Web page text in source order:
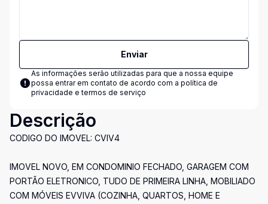
Enviar
As informações serão utilizadas para que a nossa equipe
possa entrar em contato de acordo com a política de
privacidade e termos de serviço
Descrição
CODIGO DO IMOVEL: CVIV4
IMOVEL NOVO, EM CONDOMINIO FECHADO, GARAGEM COM
PORTÃO ELETRONICO, TUDO DE PRIMEIRA LINHA, MOBILIADO
COM MÓVEIS EVVIVA (COZINHA, QUARTOS, HOME E